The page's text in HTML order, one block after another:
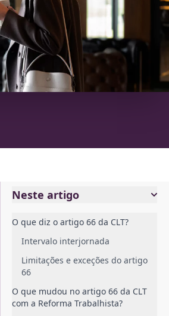
Neste artigo
O que diz o artigo 66 da CLT?
Intervalo interjornada
Limitações e exceções do artigo
66
O que mudou no artigo 66 da CLT
com a Reforma Trabalhista?